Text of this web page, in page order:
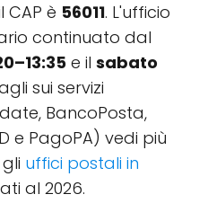
CAP è 56011. L'ufficio
continuato dal
e il sabato
sui servizi
BancoPosta,
e PagoPA) vedi più
uffici postali in
al 2026.